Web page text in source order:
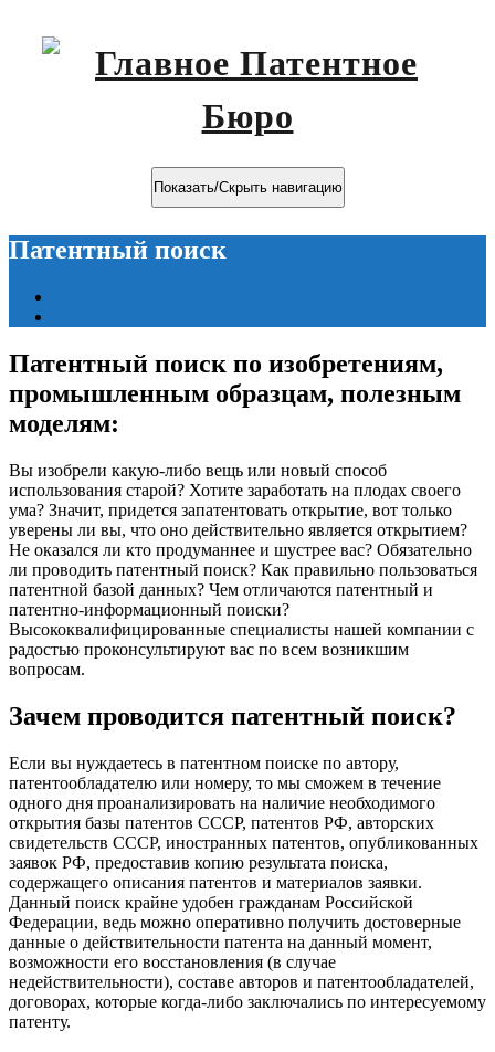
Показать/Скрыть навигацию
Патентный поиск
Патентный поиск по изобретениям,
промышленным образцам, полезным
моделям:
Вы изобрели какую-либо вещь или новый способ
использования старой? Хотите заработать на плодах своего
ума? Значит, придется запатентовать открытие, вот только
уверены ли вы, что оно действительно является открытием?
Не оказался ли кто продуманнее и шустрее вас? Обязательно
ли проводить патентный поиск? Как правильно пользоваться
патентной базой данных? Чем отличаются патентный и
патентно-информационный поиски?
Высококвалифицированные специалисты нашей компании с
радостью проконсультируют вас по всем возникшим
вопросам.
Зачем проводится патентный поиск?
Если вы нуждаетесь в патентном поиске по автору,
патентообладателю или номеру, то мы сможем в течение
одного дня проанализировать на наличие необходимого
открытия базы патентов СССР, патентов РФ, авторских
свидетельств СССР, иностранных патентов, опубликованных
заявок РФ, предоставив копию результата поиска,
содержащего описания патентов и материалов заявки.
Данный поиск крайне удобен гражданам Российской
Федерации, ведь можно оперативно получить достоверные
данные о действительности патента на данный момент,
возможности его восстановления (в случае
недействительности), составе авторов и патентообладателей,
договорах, которые когда-либо заключались по интересуемому
патенту.